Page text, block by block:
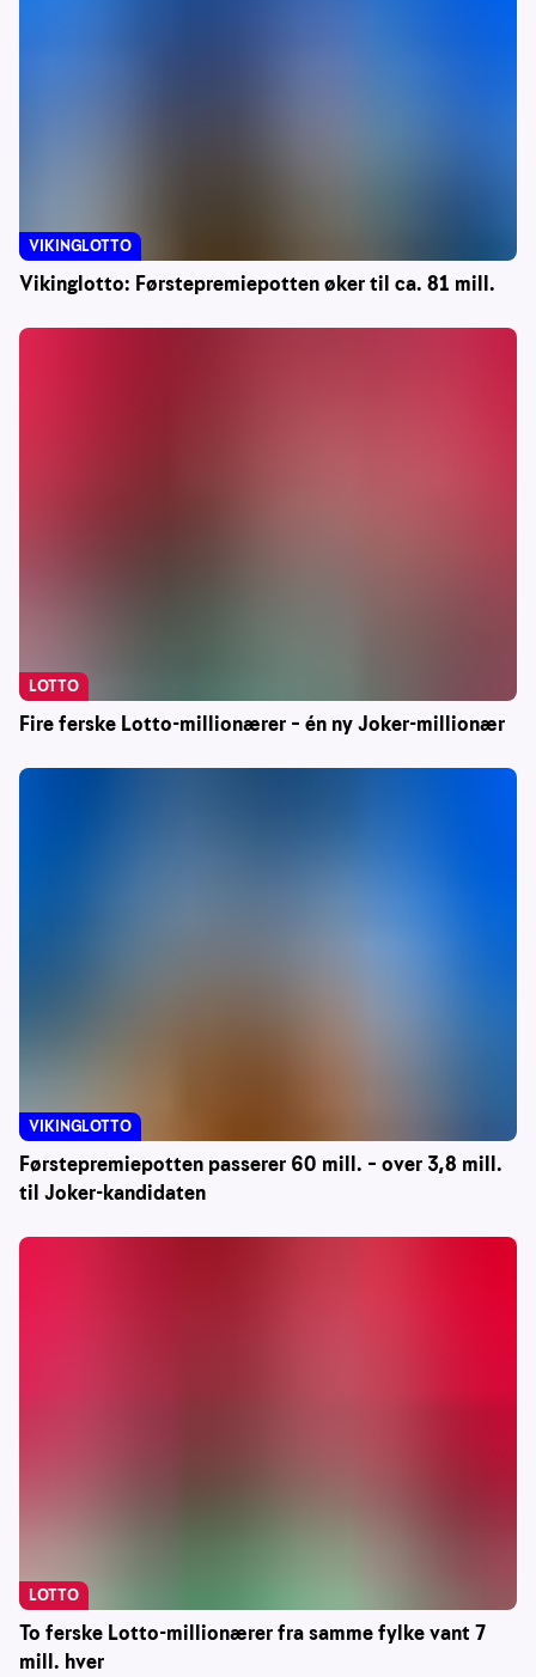
Vikinglotto: Førstepremiepotten øker til ca. 81 mill.
VIKINGLOTTO
Fire ferske Lotto-millionærer – én ny Joker-millionær
LOTTO
Førstepremiepotten passerer 60 mill. – over 3,8 mill.
til Joker-kandidaten
VIKINGLOTTO
To ferske Lotto-millionærer fra samme fylke vant 7
mill. hver
LOTTO